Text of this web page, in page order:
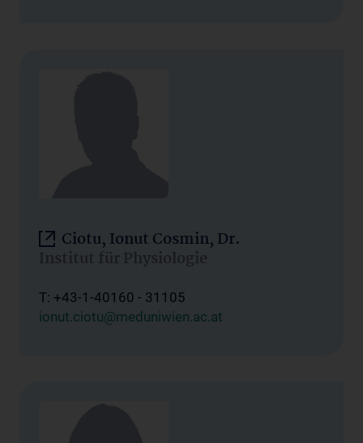
Ciotu, Ionut Cosmin, Dr.
Institut für Physiologie
T: +43-1-40160 - 31105
ionut.ciotu@meduniwien.ac.at